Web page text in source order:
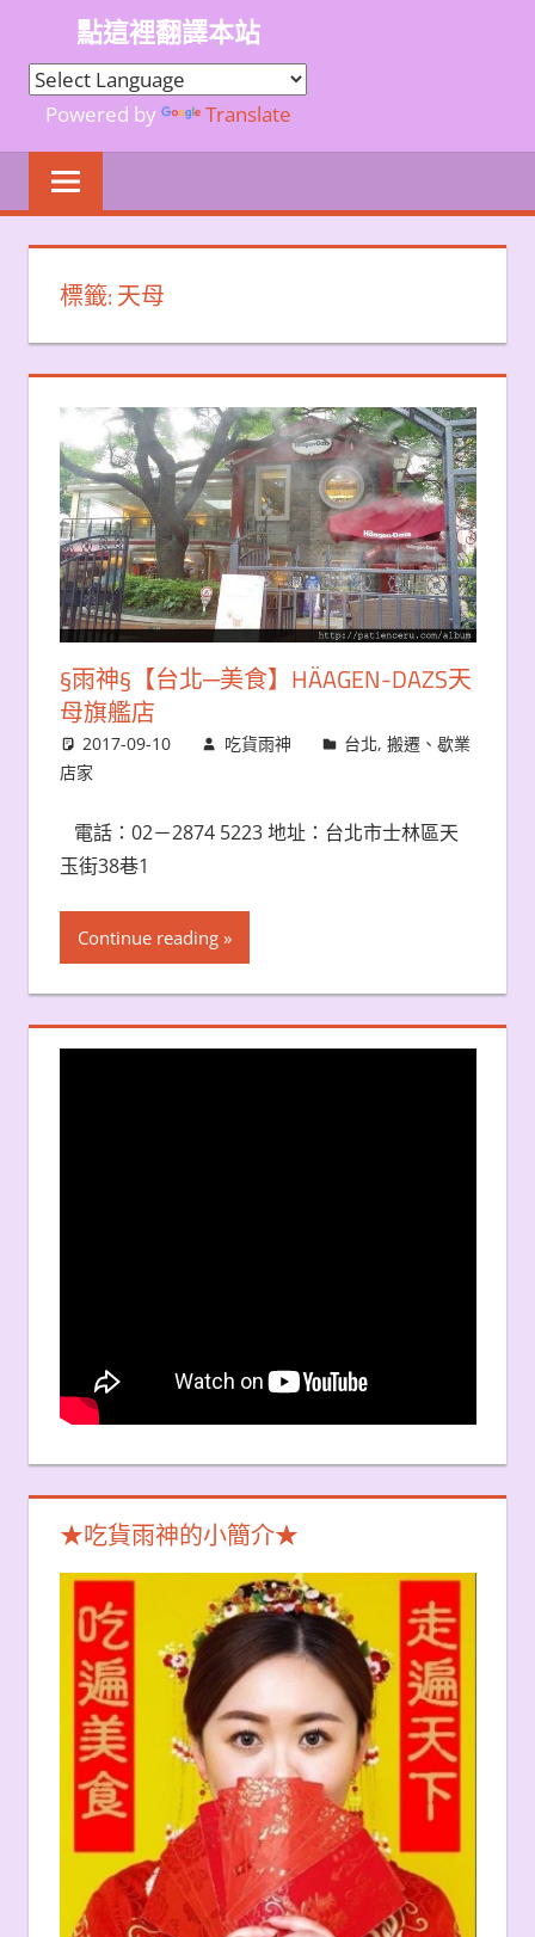
點這裡翻譯本站
Powered by Translate
標籤:天母
§雨神§【台北─美食】HÄAGEN-DAZS天
母旗艦店
2017-09-10 吃貨雨神 台北,搬遷、歇業
店家
電話：02－2874 5223 地址：台北市士林區天
玉街38巷1
Continue reading
★吃貨雨神的小簡介★